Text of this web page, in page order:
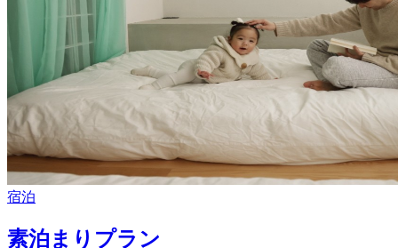
宿泊
素泊まりプラン